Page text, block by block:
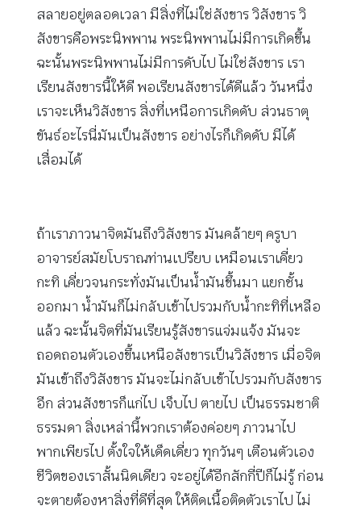
สลายอยู่ตลอดเวลา มีสิ่งที่ไม่ใช่สังขาร วิสังขาร วิ
สังขารคือพระนิพพาน พระนิพพานไม่มีการเกิดขึ้น
ฉะนั้นพระนิพพานไม่มีการดับไป ไม่ใช่สังขาร เรา
เรียนสังขารนี้ให้ดี พอเรียนสังขารได้ดีแล้ว วันหนึ่ง
เราจะเห็นวิสังขาร สิ่งที่เหนือการเกิดดับ ส่วนธาตุ
ขันธ์อะไรนี่มันเป็นสังขาร อย่างไรก็เกิดดับ มีได้
เสื่อมได้
ถ้าเราภาวนาจิตมันถึงวิสังขาร มันคล้ายๆ ครูบา
อาจารย์สมัยโบราณท่านเปรียบ เหมือนเราเคี่ยว
กะทิ เคี่ยวจนกระทั่งมันเป็นน้ำมันขึ้นมา แยกชั้น
ออกมา น้ำมันก็ไม่กลับเข้าไปรวมกับน้ำกะทิที่เหลือ
แล้ว ฉะนั้นจิตที่มันเรียนรู้สังขารแจ่มแจ้ง มันจะ
ถอดถอนตัวเองขึ้นเหนือสังขารเป็นวิสังขาร เมื่อจิต
มันเข้าถึงวิสังขาร มันจะไม่กลับเข้าไปรวมกับสังขาร
อีก ส่วนสังขารก็แก่ไป เจ็บไป ตายไป เป็นธรรมชาติ
ธรรมดา สิ่งเหล่านี้พวกเราต้องค่อยๆ ภาวนาไป
พากเพียรไป ตั้งใจให้เด็ดเดี่ยว ทุกวันๆ เตือนตัวเอง
ชีวิตของเราสั้นนิดเดียว จะอยู่ได้อีกสักกี่ปีก็ไม่รู้ ก่อน
จะตายต้องหาสิ่งที่ดีที่สุด ให้ติดเนื้อติดตัวเราไป ไม่